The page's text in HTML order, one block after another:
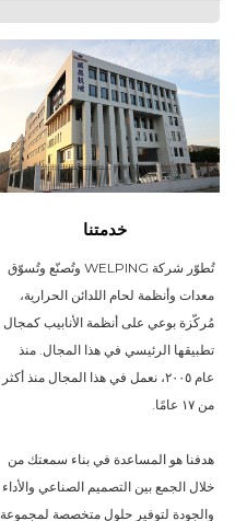
خدمتنا
تُطوّر شركة WELPING وتُصنّع وتُسوّق
معدات وأنظمة لحام اللدائن الحرارية،
مُركّزة بوعي على أنظمة الأنابيب كمجال
تطبيقها الرئيسي في هذا المجال. منذ
عام ٢٠٠٥، نعمل في هذا المجال منذ أكثر
من ١٧ عامًا.
هدفنا هو المساعدة في بناء سمعتك من
خلال الجمع بين التصميم الصناعي والأداء
والجودة لتوفير حلول متخصصة لمجموعة